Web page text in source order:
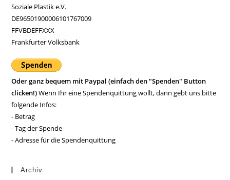
Soziale Plastik e.V.
DE96501900006101767009
FFVBDEFFXXX
Frankfurter Volksbank
Oder ganz bequem mit Paypal (einfach den "Spenden" Button
clicken!)Wenn Ihr eine Spendenquittung wollt, dann gebt uns bitte
folgende Infos:
- Betrag
- Tag der Spende
- Adresse für die Spendenquittung
Archiv